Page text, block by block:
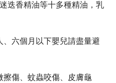
迭香精油等十多種精油，乳
、六個月以下嬰兒請盡量避
擦傷、蚊蟲咬傷、皮膚龜